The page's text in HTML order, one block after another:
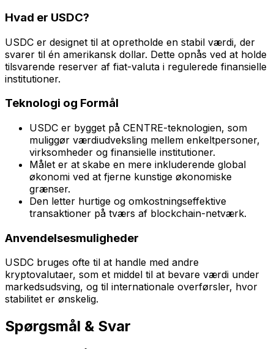
Hvad er USDC?
USDC er designet til at opretholde en stabil værdi, der
svarer til én amerikansk dollar. Dette opnås ved at holde
tilsvarende reserver af fiat-valuta i regulerede finansielle
institutioner.
Teknologi og Formål
USDC er bygget på CENTRE-teknologien, som
muliggør værdiudveksling mellem enkeltpersoner,
virksomheder og finansielle institutioner.
Målet er at skabe en mere inkluderende global
økonomi ved at fjerne kunstige økonomiske
grænser.
Den letter hurtige og omkostningseffektive
transaktioner på tværs af blockchain-netværk.
Anvendelsesmuligheder
USDC bruges ofte til at handle med andre
kryptovalutaer, som et middel til at bevare værdi under
markedsudsving, og til internationale overførsler, hvor
stabilitet er ønskelig.
Spørgsmål & Svar